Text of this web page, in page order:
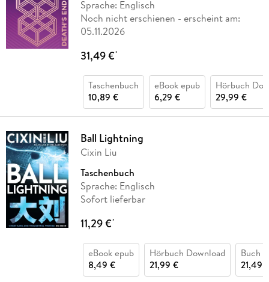
Sprache: Englisch
Noch nicht erschienen - erscheint am:
05.11.2026
31,49 €*
Taschenbuch
10,89 €
eBook epub
6,29 €
Hörbuch
29,99 €
Ball Lightning
Cixin Liu
Taschenbuch
Sprache: Englisch
Sofort lieferbar
11,29 €*
eBook epub
8,49 €
Hörbuch Download
21,99 €
Buch
21,49